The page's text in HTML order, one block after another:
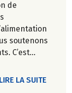
de
soutenons
C’est
LIRE LA SUITEDE